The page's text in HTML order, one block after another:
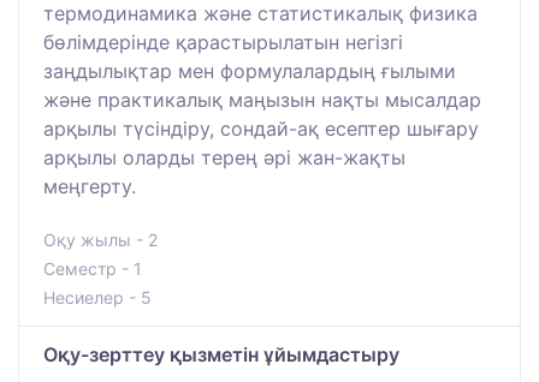
термодинамика және статистикалық физика
бөлімдерінде қарастырылатын негізгі
заңдылықтар мен формулалардың ғылыми
және практикалық маңызын нақты мысалдар
арқылы түсіндіру, сондай-ақ есептер шығару
арқылы оларды терең әрі жан-жақты
меңгерту.
Оқу жылы - 2
Семестр - 1
Несиелер - 5
Оқу-зерттеу қызметін ұйымдастыру